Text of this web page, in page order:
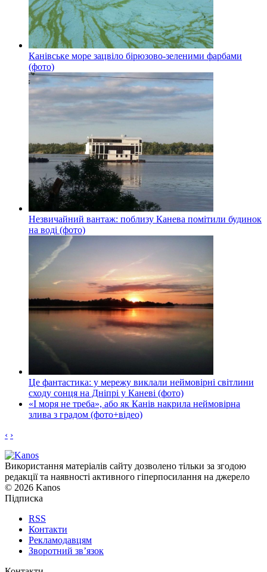
Канівське море зацвіло бірюзово-зеленими фарбами
(фото)
Незвичайний вантаж: поблизу Канева помітили будинок
на воді (фото)
Це фантастика: у мережу виклали неймовірні світлини
сходу сонця на Дніпрі у Каневі (фото)
«І моря не треба», або як Канів накрила неймовірна
злива з градом (фото+відео)
‹ ›
Використання матеріалів сайту дозволено тільки за згодою
редакції та наявності активного гіперпосилання на джерело
© 2026 Kanos
Підписка
RSS
Контакти
Рекламодавцям
Зворотний зв’язок